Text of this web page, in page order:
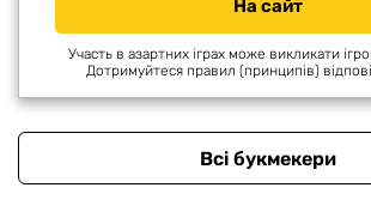
На сайт
Участь в азартних іграх може викликати
Дотримуйтеся правил (принципів)
Всі букмекери